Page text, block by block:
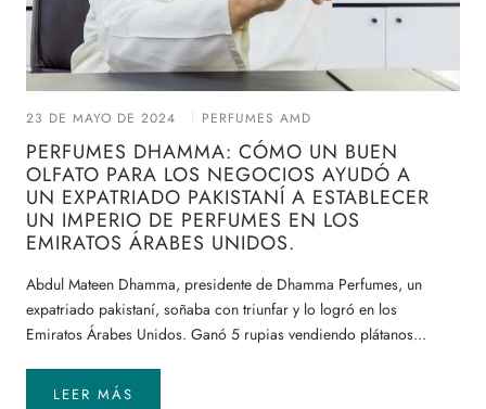
23 DE MAYO DE 2024 PERFUMES AMD
PERFUMES DHAMMA: CÓMO UN BUEN
OLFATO PARA LOS NEGOCIOS AYUDÓ A
UN EXPATRIADO PAKISTANÍ A ESTABLECER
UN IMPERIO DE PERFUMES EN LOS
EMIRATOS ÁRABES UNIDOS.
Abdul Mateen Dhamma, presidente de Dhamma Perfumes, un
expatriado pakistaní, soñaba con triunfar y lo logró en los
Emiratos Árabes Unidos. Ganó 5 rupias vendiendo plátanos...
LEER MÁS